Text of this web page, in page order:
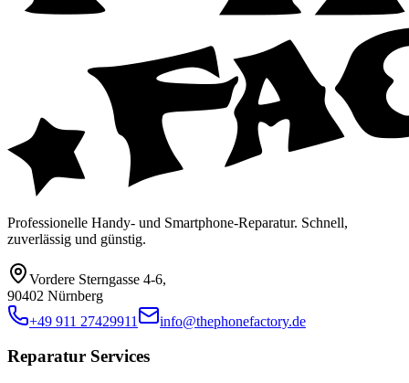
Professionelle Handy- und Smartphone-Reparatur. Schnell,
zuverlässig und günstig.
Vordere Sterngasse 4-6,
90402 Nürnberg
+49 911 27429911
info@thephonefactory.de
Reparatur Services